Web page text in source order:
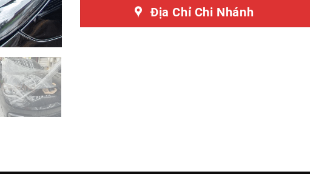
Địa Chỉ Chi Nhánh